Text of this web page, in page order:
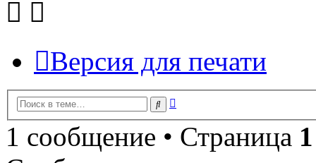
Версия для печати
Поиск
1 сообщение • Страница 1